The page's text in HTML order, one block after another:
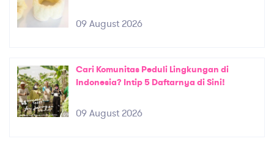
09 August 2026
Cari Komunitas Peduli Lingkungan di
Indonesia? Intip 5 Daftarnya di Sini!
09 August 2026